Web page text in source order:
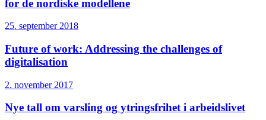
for de nordiske modellene
25. september 2018
Future of work: Addressing the challenges of
digitalisation
2. november 2017
Nye tall om varsling og ytringsfrihet i arbeidslivet